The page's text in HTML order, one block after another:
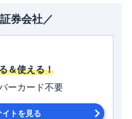
券会社／
＆使える！
ーカード不要
イトを見る